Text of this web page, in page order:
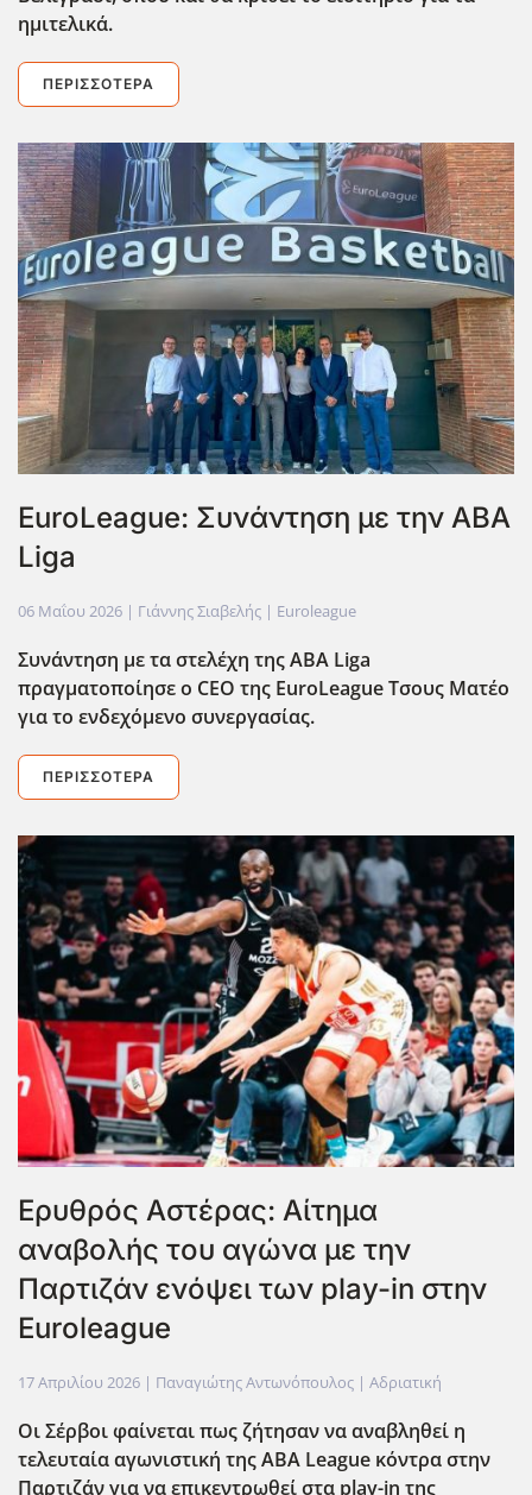
ημιτελικά.
ΠΕΡΙΣΣΌΤΕΡΑ
ΕuroLeague: Συνάντηση με την ABA
Liga
06 Μαΐου 2026 | Γιάννης Σιαβελής | Euroleague
Συνάντηση με τα στελέχη της ΑΒΑ Liga
πραγματοποίησε ο CEO της EuroLeague Τσους Ματέο
για το ενδεχόμενο συνεργασίας.
ΠΕΡΙΣΣΌΤΕΡΑ
Ερυθρός Αστέρας: Αίτημα
αναβολής του αγώνα με την
Παρτιζάν ενόψει των play-in στην
Euroleague
17 Απριλίου 2026 | Παναγιώτης Αντωνόπουλος | Αδριατική
Οι Σέρβοι φαίνεται πως ζήτησαν να αναβληθεί η
τελευταία αγωνιστική της ABA League κόντρα στην
Παρτιζάν για να επικεντρωθεί στα play-in της